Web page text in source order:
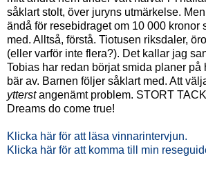
såklart stolt, över juryns utmärkelse.
ändå för resebidraget om 10 000 kronor
med. Alltså, förstå. Tiotusen riksdaler,
(eller varför inte flera?). Det kallar jag
Tobias har redan börjat smida planer på
bär av. Barnen följer såklart med. Att
ytterstangenämt problem. STORT
Dreams do come true!
Klicka här för att läsa vinnarintervjun.
Klicka här för att komma till min